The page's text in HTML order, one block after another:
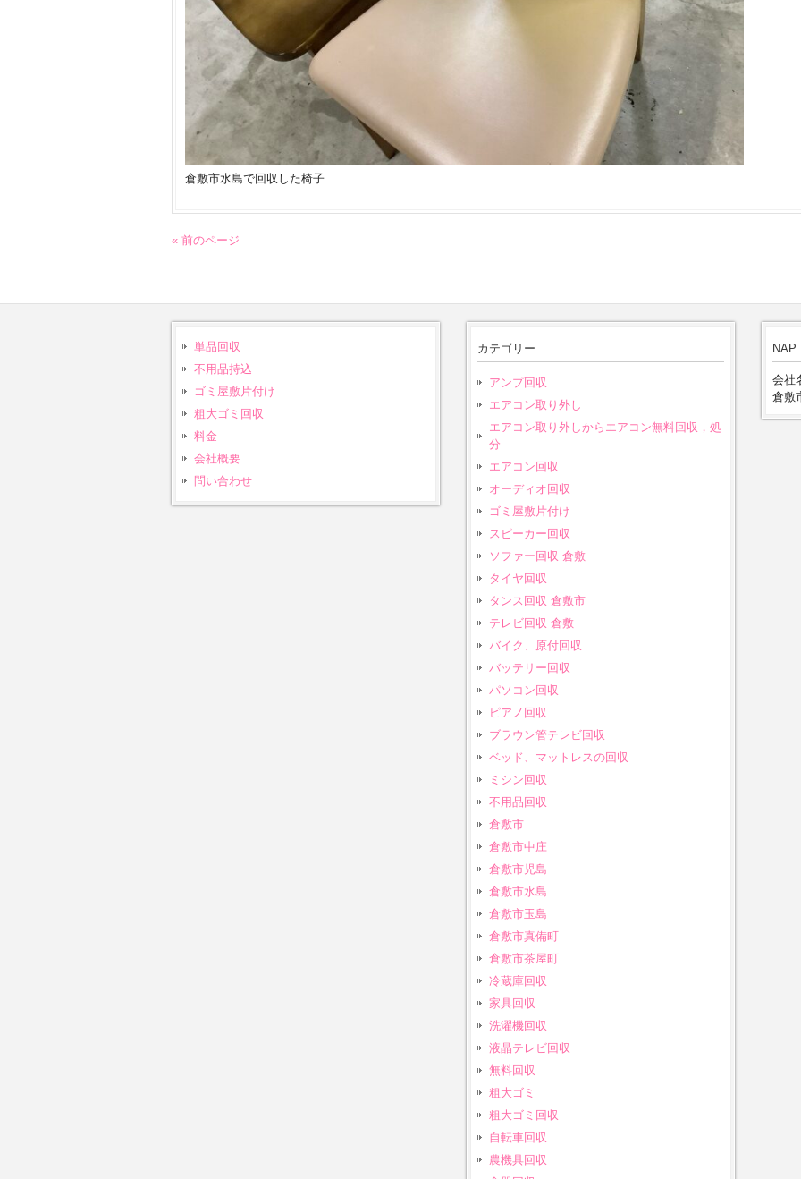
倉敷市水島で回収した椅子
« 前のページ
単品回収
不用品持込
ゴミ屋敷片付け
粗大ゴミ回収
料金
会社概要
問い合わせ
カテゴリー
アンプ回収
エアコン取り外し
エアコン取り外しからエアコン無料回収，処
分
エアコン回収
オーディオ回収
ゴミ屋敷片付け
スピーカー回収
ソファー回収 倉敷
タイヤ回収
タンス回収 倉敷市
テレビ回収 倉敷
バイク、原付回収
バッテリー回収
パソコン回収
ピアノ回収
ブラウン管テレビ回収
ベッド、マットレスの回収
ミシン回収
不用品回収
倉敷市
倉敷市中庄
倉敷市児島
倉敷市水島
倉敷市玉島
倉敷市真備町
倉敷市茶屋町
冷蔵庫回収
家具回収
洗濯機回収
液晶テレビ回収
無料回収
粗大ゴミ
粗大ゴミ回収
自転車回収
農機具回収
NAP
会社
倉敷